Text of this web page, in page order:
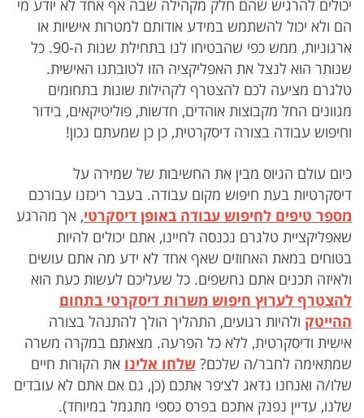
יכולים להרגיש שהם חלק מקהילה שבה אף אחד לא יודע מי
הם ולא יכול להשתמש במידע אודותם למטרות אישיות או
ארגוניות, ממש כפי שהבטיחו לנו בתחילת שנות ה-90. כל
שנותר הוא לנצל את האפליקציה הזו לטובתנו האישית.
טלגרם מציעה לכם להצטרף לקהילות שונות בתחומים
מגוונים החל מקבוצות אוהדים, חדשות, פוליטיקאים, בידור
וחיפוש עבודה בצורה דיסקרטית, כן כן שמעתם נכון!
כיום עולם הגיוס מבין את החשיבות של שמירה על
דיסקרטיות בעת חיפוש מקום עבודה. בעבר ריכזנו עבורכם
מספר טיפים לחיפוש עבודה באופן דיסקרטי, אך מהרגע
שאפליקציית טלגרם נכנסה לחיינו, אתם יכולים להיות
בטוחים במאת האחוזים שאף אחד לא ידע מה אתם עושים
ולאיזה תכנים אתם נחשפים. כל שעליכם לעשות כעת הוא
להצטרף לערוץ חיפוש משרות דיסקרטי בתחום
ההייטק ולהיות רגועים, התהליך הולך להתנהל בצורה
אישית ודיסקרטית, ללא כל הפרעה. מצאתם במקרה משרה
שמתאימה לחבר/ה שלכם? שלחו אלינו את הקורות חיים
שלו/ה ואנחנו נדאג לצ׳פר אתכם (כן, גם אם אתם לא עובדים
שלנו, עדיין נפנק אתכם בפרס כספי מתגמל במיוחד).